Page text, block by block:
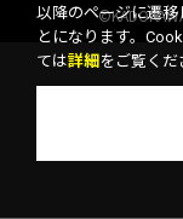
以降のページに遷
とになります。
ては詳細 をご覧くだ